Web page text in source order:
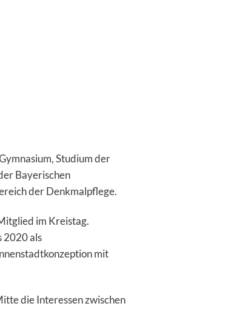
Studium der
Bayerischen
der Denkmalpflege.
im Kreistag.
2020 als
mit
die Interessen zwischen